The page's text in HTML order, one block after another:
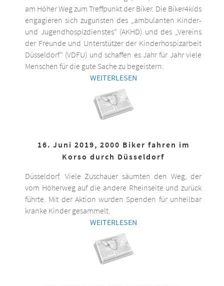
am Höher Weg zum Treffpunkt der Biker. Die Biker4kids
engagieren sich zugunsten des „ambulanten Kinder-
und Jugendhospizdienstes“ (AKHD) und des „Vereins
der Freunde und Unterstützer der Kinderhospizarbeit
Düsseldorf“ (VDFU) und schaffen es Jahr für Jahr viele
Menschen für die gute Sache zu begeistern.
WEITERLESEN
16. Juni 2019, 2000 Biker fahren im
Korso durch Düsseldorf
Düsseldorf. Viele Zuschauer säumten den Weg, der
vom Höherweg auf die andere Rheinseite und zurück
führte. Mit der Aktion wurden Spenden für unheilbar
kranke Kinder gesammelt.
WEITERLESEN